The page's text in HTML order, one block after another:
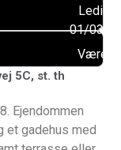
5C, st. th
Ejendommen
et gadehus med
Ledig
01/03/